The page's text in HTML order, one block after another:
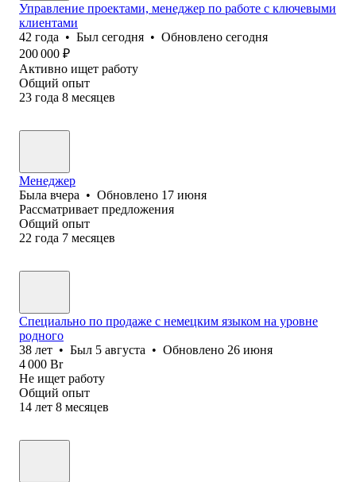
Управление проектами, менеджер по работе с ключевыми
клиентами
42 года • Был сегодня • Обновлено сегодня
200 000 ₽
Активно ищет работу
Общий опыт
23 года 8 месяцев
Менеджер
Была вчера • Обновлено 17 июня
Рассматривает предложения
Общий опыт
22 года 7 месяцев
Специально по продаже с немецким языком на уровне
родного
38 лет • Был 5 августа • Обновлено 26 июня
4 000 Br
Не ищет работу
Общий опыт
14 лет 8 месяцев